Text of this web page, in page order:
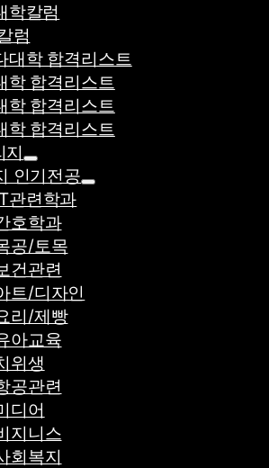
학칼럼
럼
대학 합격리스트
학 합격리스트
학 합격리스트
학 합격리스트
지
인기전공
관련학과
호학과
공/토목
건관련
트/디자인
리/제빵
아교육
위생
공관련
디어
지니스
회복지